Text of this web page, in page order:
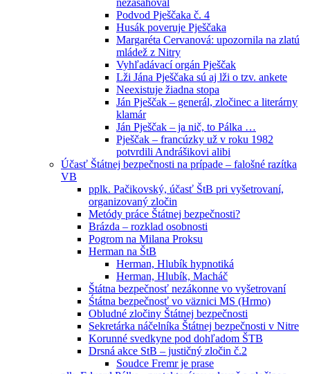
Podvod Pješčaka č. 4
Husák poveruje Pješčaka
Margaréta Cervanová: upozornila na zlatú
mládež z Nitry
Vyhľadávací orgán Pješčak
Lži Jána Pješčaka sú aj lži o tzv. ankete
Neexistuje žiadna stopa
Ján Pješčak – generál, zločinec a literárny
klamár
Ján Pješčak – ja nič, to Pálka …
Pješčak – francúzky už v roku 1982
potvrdili Andrášikovi alibi
Účasť Štátnej bezpečnosti na prípade – falošné razítka
VB
pplk. Pačikovský, účasť ŠtB pri vyšetrovaní,
organizovaný zločin
Metódy práce Štátnej bezpečnosti?
Brázda – rozklad osobnosti
Pogrom na Milana Proksu
Herman na ŠtB
Herman, Hlubík hypnotiká
Herman, Hlubík, Macháč
Štátna bezpečnosť nezákonne vo vyšetrovaní
Śtátna bezpečnosť vo väznici MS (Hrmo)
Obludné zločiny Štátnej bezpečnosti
Sekretárka náčelníka Štátnej bezpečnosti v Nitre
Korunné svedkyne pod dohľadom ŠTB
Drsná akce StB – justičný zločin č.2
Soudce Fremr je prase